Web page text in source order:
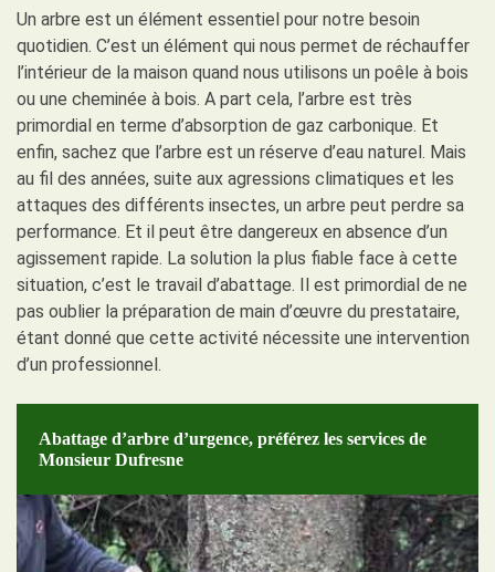
Un arbre est un élément essentiel pour notre besoin
quotidien. C’est un élément qui nous permet de réchauffer
l’intérieur de la maison quand nous utilisons un poêle à bois
ou une cheminée à bois. A part cela, l’arbre est très
primordial en terme d’absorption de gaz carbonique. Et
enfin, sachez que l’arbre est un réserve d’eau naturel. Mais
au fil des années, suite aux agressions climatiques et les
attaques des différents insectes, un arbre peut perdre sa
performance. Et il peut être dangereux en absence d’un
agissement rapide. La solution la plus fiable face à cette
situation, c’est le travail d’abattage. Il est primordial de ne
pas oublier la préparation de main d’œuvre du prestataire,
étant donné que cette activité nécessite une intervention
d’un professionnel.
Abattage d’arbre d’urgence, préférez les services de
Monsieur Dufresne